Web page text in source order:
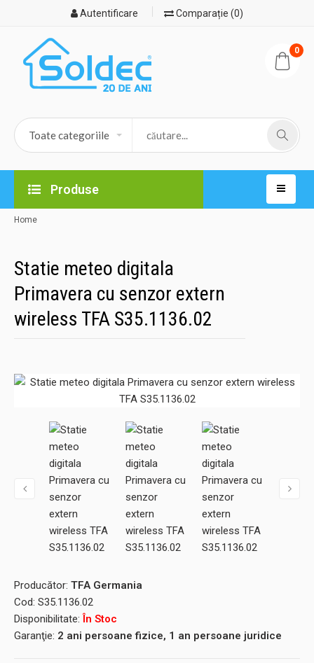
Autentificare Comparație (0)
0
Produse
Home
Statie meteo digitala
Primavera cu senzor extern
wireless TFA S35.1136.02
Producător: TFA Germania
Cod: S35.1136.02
Disponibilitate: În Stoc
Garanţie: 2 ani persoane fizice, 1 an persoane juridice